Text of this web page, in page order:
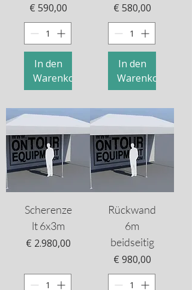
Preis
€ 590,00
In den
Warenkorb
Preis
€ 580,00
In den
Warenkorb
Scherenze
lt 6x3m
Preis
€ 2.980,00
Rückwand
6m
beidseitig
Preis
€ 980,00